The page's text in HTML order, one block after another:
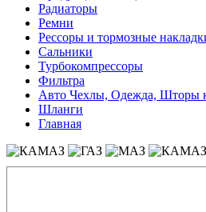
Радиаторы
Ремни
Рессоры и тормозные
Сальники
Турбокомпрессоры
Фильтра
Авто Чехлы, Одежда, Шторы
Шланги
Главная